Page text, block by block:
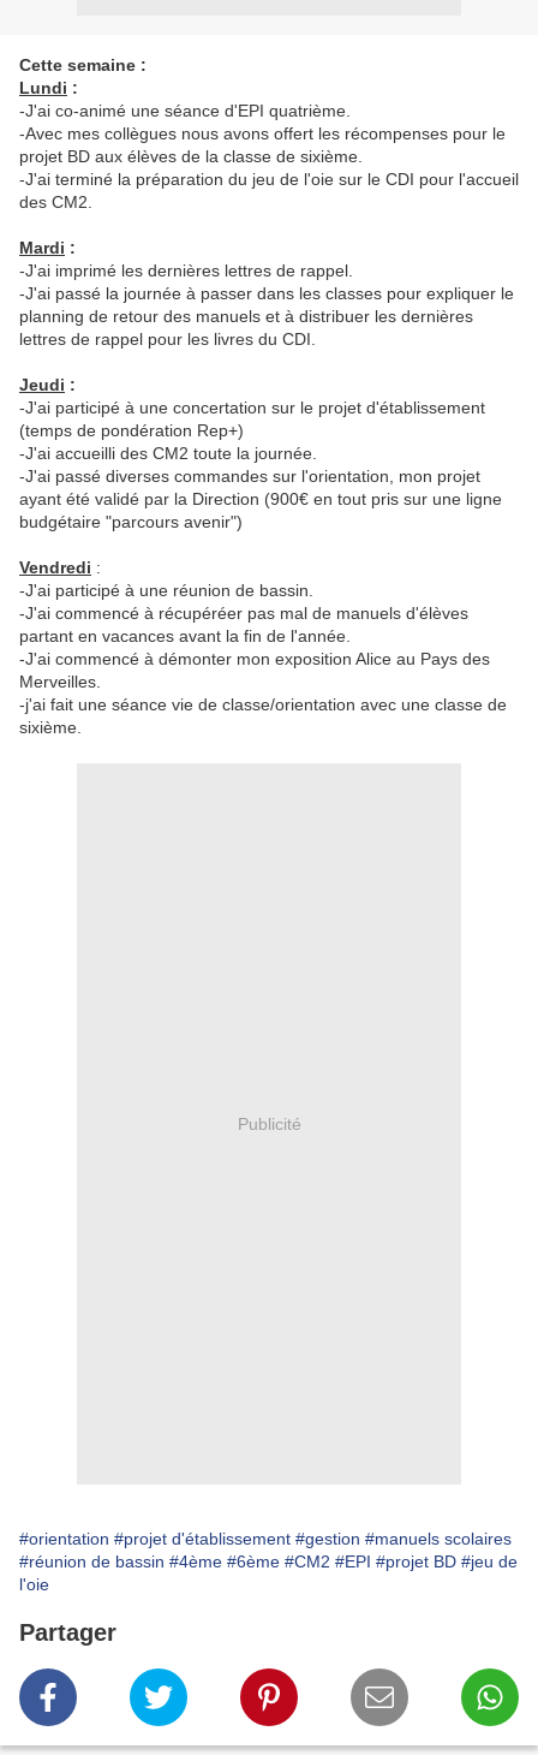
Cette semaine :
Lundi :
-J'ai co-animé une séance d'EPI quatrième.
-Avec mes collègues nous avons offert les récompenses pour le
projet BD aux élèves de la classe de sixième.
-J'ai terminé la préparation du jeu de l'oie sur le CDI pour l'accueil
des CM2.
Mardi :
-J'ai imprimé les dernières lettres de rappel.
-J'ai passé la journée à passer dans les classes pour expliquer le
planning de retour des manuels et à distribuer les dernières
lettres de rappel pour les livres du CDI.
Jeudi :
-J'ai participé à une concertation sur le projet d'établissement
(temps de pondération Rep+)
-J'ai accueilli des CM2 toute la journée.
-J'ai passé diverses commandes sur l'orientation, mon projet
ayant été validé par la Direction (900€ en tout pris sur une ligne
budgétaire "parcours avenir")
Vendredi :
-J'ai participé à une réunion de bassin.
-J'ai commencé à récupéréer pas mal de manuels d'élèves
partant en vacances avant la fin de l'année.
-J'ai commencé à démonter mon exposition Alice au Pays des
Merveilles.
-j'ai fait une séance vie de classe/orientation avec une classe de
sixième.
Publicité
#orientation #projet d'établissement #gestion #manuels scolaires
#réunion de bassin #4ème #6ème #CM2 #EPI #projet BD #jeu de
l'oie
Partager